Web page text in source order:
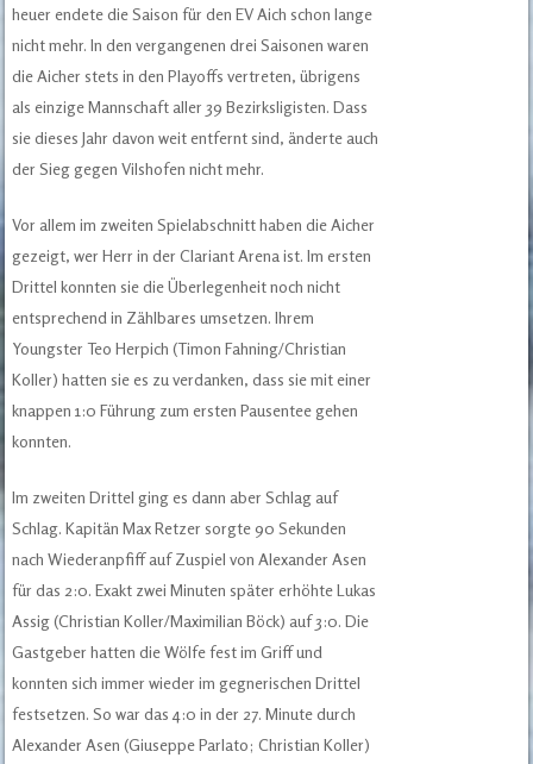
heuer endete die Saison für den EV Aich schon lange
nicht mehr. In den vergangenen drei Saisonen waren
die Aicher stets in den Playoffs vertreten, übrigens
als einzige Mannschaft aller 39 Bezirksligisten. Dass
sie dieses Jahr davon weit entfernt sind, änderte auch
der Sieg gegen Vilshofen nicht mehr.
Vor allem im zweiten Spielabschnitt haben die Aicher
gezeigt, wer Herr in der Clariant Arena ist. Im ersten
Drittel konnten sie die Überlegenheit noch nicht
entsprechend in Zählbares umsetzen. Ihrem
Youngster Teo Herpich (Timon Fahning/Christian
Koller) hatten sie es zu verdanken, dass sie mit einer
knappen 1:0 Führung zum ersten Pausentee gehen
konnten.
Im zweiten Drittel ging es dann aber Schlag auf
Schlag. Kapitän Max Retzer sorgte 90 Sekunden
nach Wiederanpfiff auf Zuspiel von Alexander Asen
für das 2:0. Exakt zwei Minuten später erhöhte Lukas
Assig (Christian Koller/Maximilian Böck) auf 3:0. Die
Gastgeber hatten die Wölfe fest im Griff und
konnten sich immer wieder im gegnerischen Drittel
festsetzen. So war das 4:0 in der 27. Minute durch
Alexander Asen (Giuseppe Parlato; Christian Koller)